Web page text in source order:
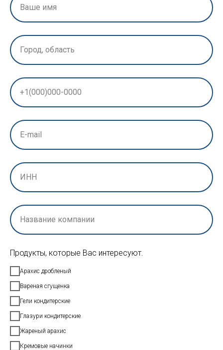
Ваше имя
Город, область
+1(000)000-0000
E-mail
ИНН
Название компании
Продукты, которые Вас интересуют.
Арахис дробленый
Вареная сгущенка
Гели кондитерские
Глазури кондитерские
Жареный арахис
Кремовые начинки